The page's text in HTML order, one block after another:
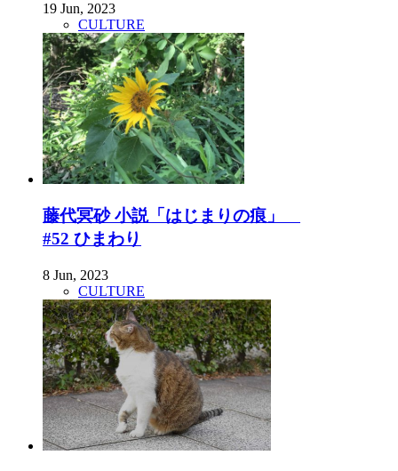
19 Jun, 2023
CULTURE
藤代冥砂 小説「はじまりの痕」
#52 ひまわり
8 Jun, 2023
CULTURE